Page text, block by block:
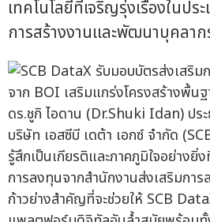
เทคโนโลยีที่เจริญรุ่งเรืองในป
การสร้างงานและพัฒนาบุคลาก
ดร.ชูกิ ไอดาน (Dr.Shuki Idan) ปร
บริษัท เอสซีบี เดต้า เอกซ์ จำกัด
รู้สึกเป็นเกียรติและภาคภูมิใจอย่างยิ่
การลงทุนจากสำนักงานส่งเสริมการ
ก้าวย่างสำคัญที่จะช่วยให้ SCB